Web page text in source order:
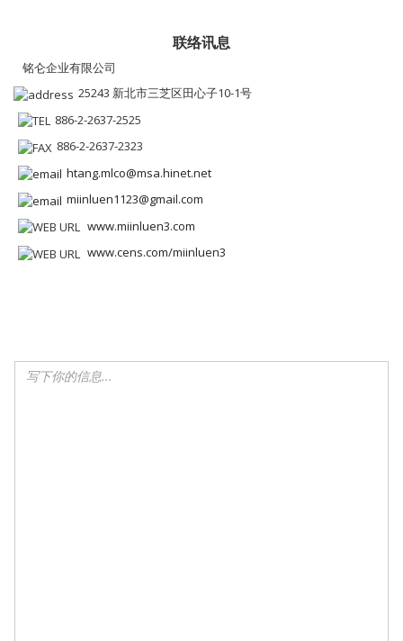
联络讯息
铭仑企业有限公司
25243 新北市三芝区田心子10-1号
886-2-2637-2525
886-2-2637-2323
htang.mlco@msa.hinet.net
miinluen1123@gmail.com
www.miinluen3.com
www.cens.com/miinluen3